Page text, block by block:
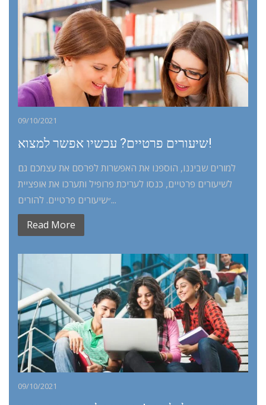
09/10/2021
שיעורים פרטיים? עכשיו אפשר למצוא!
למורים שביננו, הוספנו את האפשרות לפרסם את עצמכם גם
לשיעורים פרטיים, כנסו לעריכת פרופיל ותערכו את אופציית
״שיעורים פרטיים. להורים...
Read More
09/10/2021